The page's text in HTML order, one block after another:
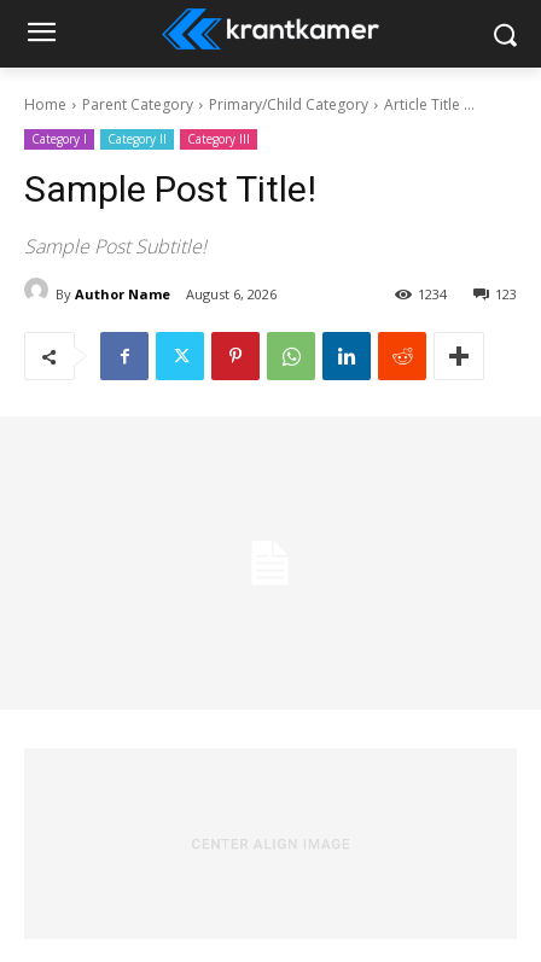
Home Parent Category Primary/Child Category Article Title ...
Category I Category II Category III
Sample Post Title!
Sample Post Subtitle!
By Author Name August 6, 2026 123
1234